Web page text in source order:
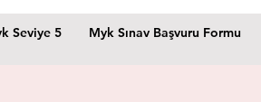
Seviye 5 Myk Sınav Başvuru Formu